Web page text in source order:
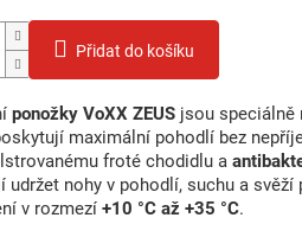
Přidat do košíku
ponožky VoXX ZEUS jsou speciálně
maximální pohodlí bez
froté chodidlu a
udržet nohy v pohodlí, suchu a
v rozmezí +10 °C až +35 °C.